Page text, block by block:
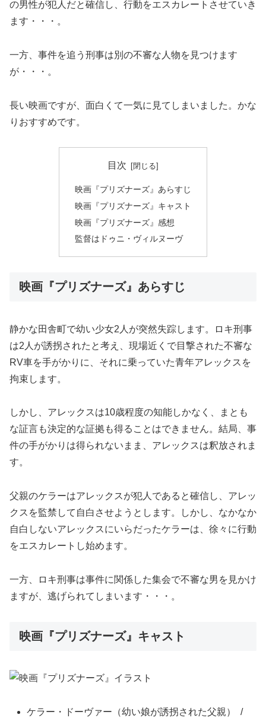
の男性が犯人だと確信し、行動をエスカレートさせていき
ます・・・。
一方、事件を追う刑事は別の不審な人物を見つけます
が・・・。
長い映画ですが、面白くて一気に見てしまいました。かな
りおすすめです。
目次
映画『プリズナーズ』あらすじ
映画『プリズナーズ』キャスト
映画『プリズナーズ』感想
監督はドゥニ・ヴィルヌーヴ
映画『プリズナーズ』あらすじ
静かな田舎町で幼い少女2人が突然失踪します。ロキ刑事
は2人が誘拐されたと考え、現場近くで目撃された不審な
RV車を手がかりに、それに乗っていた青年アレックスを
拘束します。
しかし、アレックスは10歳程度の知能しかなく、まとも
な証言も決定的な証拠も得ることはできません。結局、事
件の手がかりは得られないまま、アレックスは釈放されま
す。
父親のケラーはアレックスが犯人であると確信し、アレッ
クスを監禁して自白させようとします。しかし、なかなか
自白しないアレックスにいらだったケラーは、徐々に行動
をエスカレートし始めます。
一方、ロキ刑事は事件に関係した集会で不審な男を見かけ
ますが、逃げられてしまいます・・・。
映画『プリズナーズ』キャスト
ケラー・ドーヴァー（幼い娘が誘拐された父親） /